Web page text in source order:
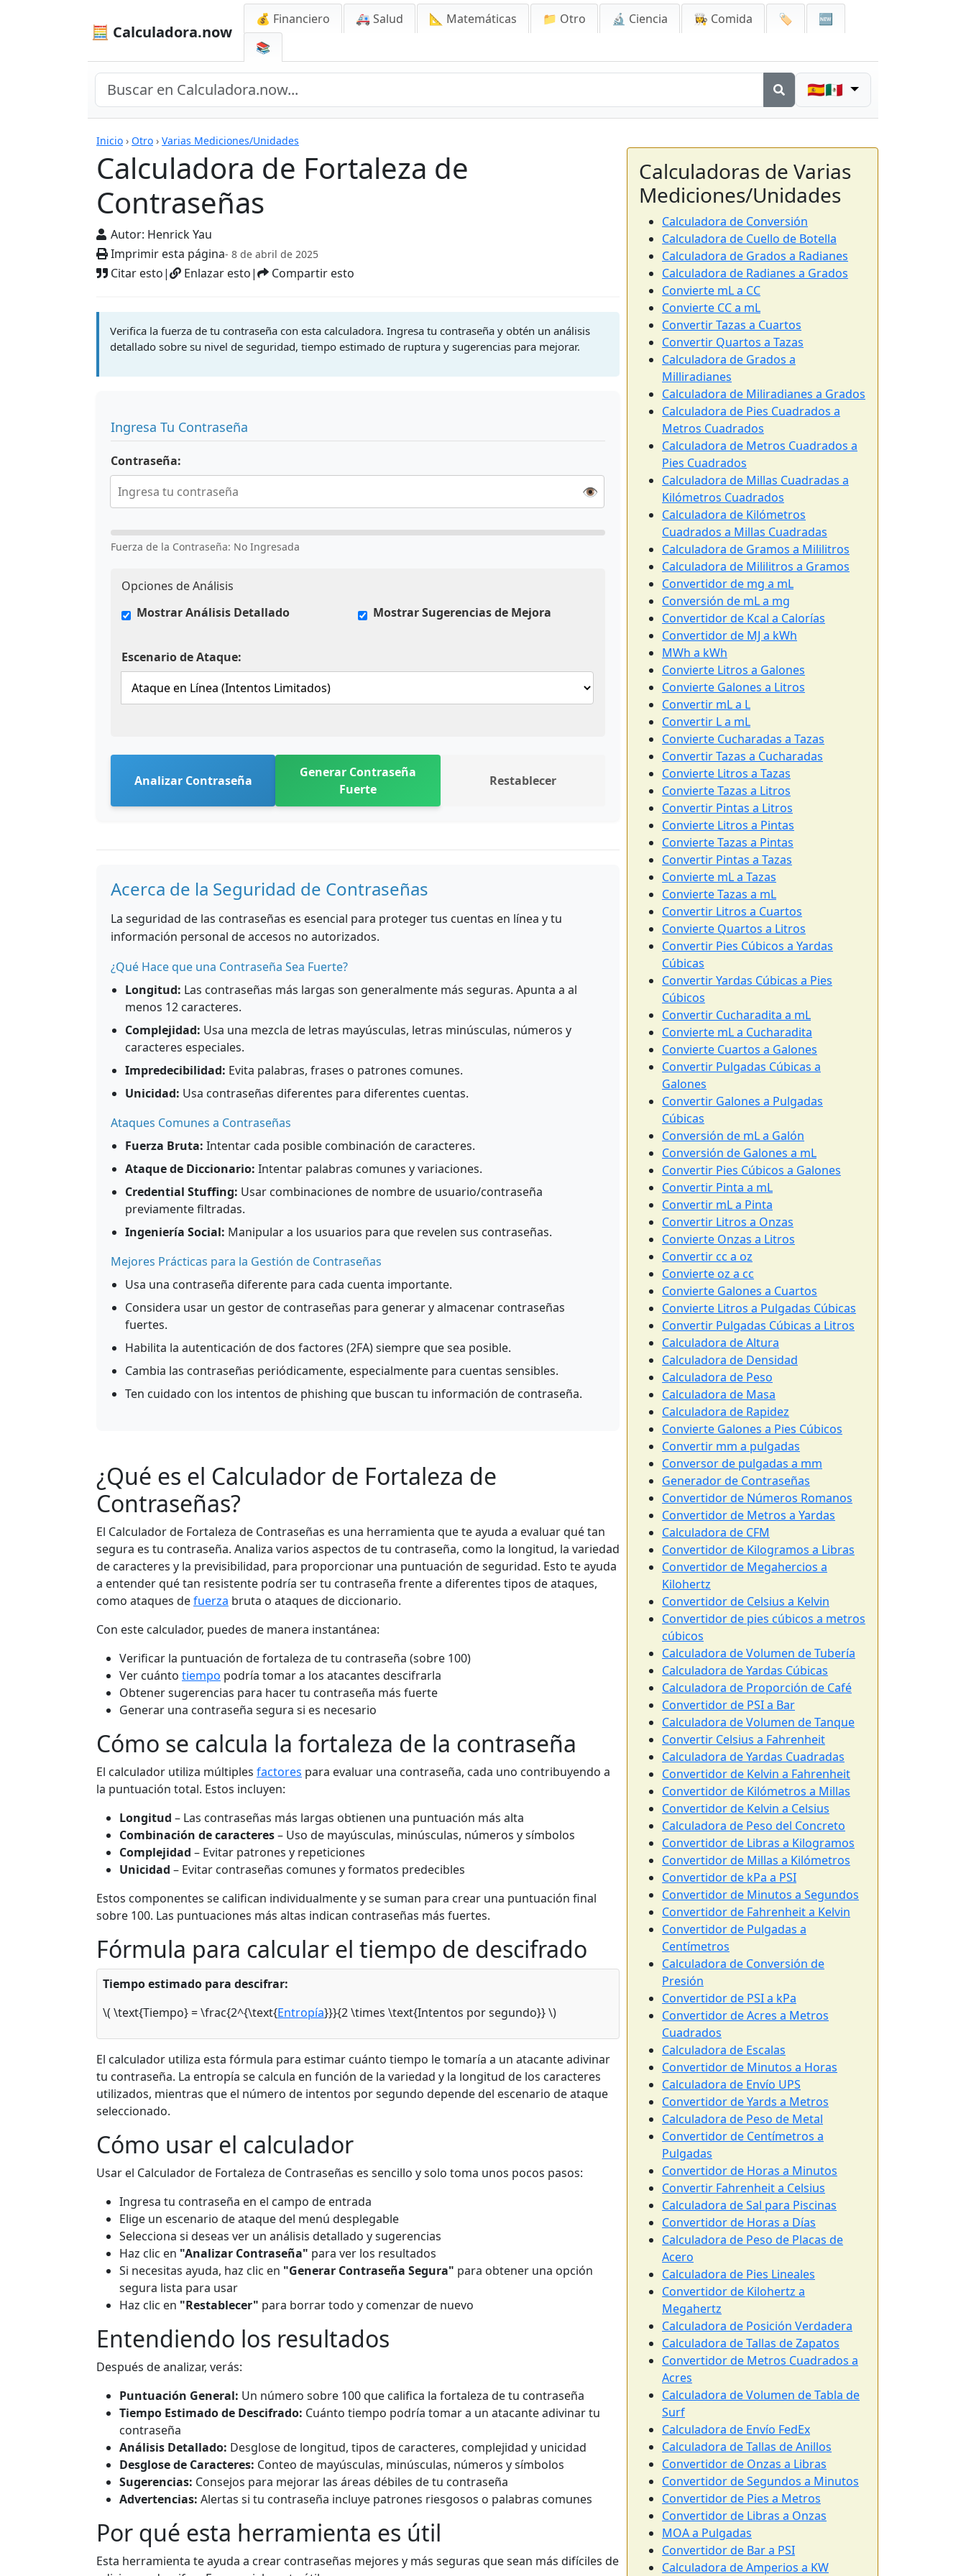
🧮 Calculadora.now
💰 Financiero 🚑 Salud 📐 Matemáticas 📁 Otro 🔬 Ciencia 👩‍🍳 Comida 🏷️
🆕
📚
🇪🇸🇲🇽
Inicio › Otro › Varias Mediciones/Unidades
Calculadora de Fortaleza de
Contraseñas
Autor: Henrick Yau
Imprimir esta página- 8 de abril de 2025
Citar esto| Enlazar esto| Compartir esto
Calculadoras
Verifica la fuerza de tu contraseña con esta calculadora. Ingresa tu contraseña y obtén un análisis
detallado sobre su nivel de seguridad, tiempo estimado de ruptura y sugerencias para mejorar.
Ingresa Tu Contraseña
Contraseña:
👁️
Fuerza de la Contraseña: No Ingresada
Opciones de Análisis
Mostrar Análisis Detallado
Mostrar Sugerencias de Mejora
Escenario de Ataque:
Analizar Contraseña
Generar Contraseña
Fuerte
Restablecer
Acerca de la Seguridad de Contraseñas
La seguridad de las contraseñas es esencial para proteger tus cuentas en línea y tu
información personal de accesos no autorizados.
¿Qué Hace que una Contraseña Sea Fuerte?
Longitud: Las contraseñas más largas son generalmente más seguras. Apunta a al
menos 12 caracteres.
Complejidad: Usa una mezcla de letras mayúsculas, letras minúsculas, números y
caracteres especiales.
Impredecibilidad: Evita palabras, frases o patrones comunes.
Unicidad: Usa contraseñas diferentes para diferentes cuentas.
Ataques Comunes a Contraseñas
Fuerza Bruta: Intentar cada posible combinación de caracteres.
Ataque de Diccionario: Intentar palabras comunes y variaciones.
Credential Stuffing: Usar combinaciones de nombre de usuario/contraseña
previamente filtradas.
Ingeniería Social: Manipular a los usuarios para que revelen sus contraseñas.
Mejores Prácticas para la Gestión de Contraseñas
Usa una contraseña diferente para cada cuenta importante.
Considera usar un gestor de contraseñas para generar y almacenar contraseñas
fuertes.
Habilita la autenticación de dos factores (2FA) siempre que sea posible.
Cambia las contraseñas periódicamente, especialmente para cuentas sensibles.
Ten cuidado con los intentos de phishing que buscan tu información de contraseña.
¿Qué es el Calculador de Fortaleza de
Contraseñas?
El Calculador de Fortaleza de Contraseñas es una herramienta que te ayuda a evaluar qué tan
segura es tu contraseña. Analiza varios aspectos de tu contraseña, como la longitud, la variedad
de caracteres y la previsibilidad, para proporcionar una puntuación de seguridad. Esto te ayuda
a entender qué tan resistente podría ser tu contraseña frente a diferentes tipos de ataques,
como ataques defuerza bruta o ataques de diccionario.
Con este calculador, puedes de manera instantánea:
Verificar la puntuación de fortaleza de tu contraseña (sobre 100)
Ver cuánto tiempo podría tomar a los atacantes descifrarla
Obtener sugerencias para hacer tu contraseña más fuerte
Generar una contraseña segura si es necesario
Cómo se calcula la fortaleza de la contraseña
El calculador utiliza múltiples factores para evaluar una contraseña, cada uno contribuyendo a
la puntuación total. Estos incluyen:
Longitud – Las contraseñas más largas obtienen una puntuación más alta
Combinación de caracteres– Uso de mayúsculas, minúsculas, números y símbolos
Complejidad – Evitar patrones y repeticiones
Unicidad – Evitar contraseñas comunes y formatos predecibles
Estos componentes se califican individualmente y se suman para crear una puntuación final
sobre 100. Las puntuaciones más altas indican contraseñas más fuertes.
Fórmula para calcular el tiempo de descifrado
Tiempo estimado para descifrar:
\( \text{Tiempo} = \frac{2^{\text{Entropía}}}{2 \times \text{Intentos por segundo}} \)
El calculador utiliza esta fórmula para estimar cuánto tiempo le tomaría a un atacante adivinar
tu contraseña. La entropía se calcula en función de la variedad y la longitud de los caracteres
utilizados, mientras que el número de intentos por segundo depende del escenario de ataque
seleccionado.
Cómo usar el calculador
Usar el Calculador de Fortaleza de Contraseñas es sencillo y solo toma unos pocos pasos:
Ingresa tu contraseña en el campo de entrada
Elige un escenario de ataque del menú desplegable
Selecciona si deseas ver un análisis detallado y sugerencias
Haz clic en "Analizar Contraseña" para ver los resultados
Si necesitas ayuda, haz clic en "Generar Contraseña Segura" para obtener una opción
segura lista para usar
Haz clic en "Restablecer" para borrar todo y comenzar de nuevo
Entendiendo los resultados
Después de analizar, verás:
Puntuación General: Un número sobre 100 que califica la fortaleza de tu contraseña
Tiempo Estimado de Descifrado: Cuánto tiempo podría tomar a un atacante adivinar tu
contraseña
Análisis Detallado: Desglose de longitud, tipos de caracteres, complejidad y unicidad
Desglose de Caracteres: Conteo de mayúsculas, minúsculas, números y símbolos
Sugerencias: Consejos para mejorar las áreas débiles de tu contraseña
Advertencias: Alertas si tu contraseña incluye patrones riesgosos o palabras comunes
Por qué esta herramienta es útil
Esta herramienta te ayuda a crear contraseñas mejores y más seguras que sean más difíciles de
Calculadoras de Varias
Mediciones/Unidades
Calculadora de Conversión
Calculadora de Cuello de Botella
Calculadora de Grados a Radianes
Calculadora de Radianes a Grados
Convierte mL a CC
Convierte CC a mL
Convertir Tazas a Cuartos
Convertir Quartos a Tazas
Calculadora de Grados a
Milliradianes
Calculadora de Miliradianes a Grados
Calculadora de Pies Cuadrados a
Metros Cuadrados
Calculadora de Metros Cuadrados a
Pies Cuadrados
Calculadora de Millas Cuadradas a
Kilómetros Cuadrados
Calculadora de Kilómetros
Cuadrados a Millas Cuadradas
Calculadora de Gramos a Mililitros
Calculadora de Mililitros a Gramos
Convertidor de mg a mL
Conversión de mL a mg
Convertidor de Kcal a Calorías
Convertidor de MJ a kWh
MWh a kWh
Convierte Litros a Galones
Convierte Galones a Litros
Convertir mL a L
Convertir L a mL
Convierte Cucharadas a Tazas
Convertir Tazas a Cucharadas
Convierte Litros a Tazas
Convierte Tazas a Litros
Convertir Pintas a Litros
Convierte Litros a Pintas
Convierte Tazas a Pintas
Convertir Pintas a Tazas
Convierte mL a Tazas
Convierte Tazas a mL
Convertir Litros a Cuartos
Convierte Quartos a Litros
Convertir Pies Cúbicos a Yardas
Cúbicas
Convertir Yardas Cúbicas a Pies
Cúbicos
Convertir Cucharadita a mL
Convierte mL a Cucharadita
Convierte Cuartos a Galones
Convertir Pulgadas Cúbicas a
Galones
Convertir Galones a Pulgadas
Cúbicas
Conversión de mL a Galón
Conversión de Galones a mL
Convertir Pies Cúbicos a Galones
Convertir Pinta a mL
Convertir mL a Pinta
Convertir Litros a Onzas
Convierte Onzas a Litros
Convertir cc a oz
Convierte oz a cc
Convierte Galones a Cuartos
Convierte Litros a Pulgadas Cúbicas
Convertir Pulgadas Cúbicas a Litros
Calculadora de Altura
Calculadora de Densidad
Calculadora de Peso
Calculadora de Masa
Calculadora de Rapidez
Convierte Galones a Pies Cúbicos
Convertir mm a pulgadas
Conversor de pulgadas a mm
Generador de Contraseñas
Convertidor de Números Romanos
Convertidor de Metros a Yardas
Calculadora de CFM
Convertidor de Kilogramos a Libras
Convertidor de Megahercios a
Kilohertz
Convertidor de Celsius a Kelvin
Convertidor de pies cúbicos a metros
cúbicos
Calculadora de Volumen de Tubería
Calculadora de Yardas Cúbicas
Calculadora de Proporción de Café
Convertidor de PSI a Bar
Calculadora de Volumen de Tanque
Convertir Celsius a Fahrenheit
Calculadora de Yardas Cuadradas
Convertidor de Kelvin a Fahrenheit
Convertidor de Kilómetros a Millas
Convertidor de Kelvin a Celsius
Calculadora de Peso del Concreto
Convertidor de Libras a Kilogramos
Convertidor de Millas a Kilómetros
Convertidor de kPa a PSI
Convertidor de Minutos a Segundos
Convertidor de Fahrenheit a Kelvin
Convertidor de Pulgadas a
Centímetros
Calculadora de Conversión de
Presión
Convertidor de PSI a kPa
Convertidor de Acres a Metros
Cuadrados
Calculadora de Escalas
Convertidor de Minutos a Horas
Calculadora de Envío UPS
Convertidor de Yards a Metros
Calculadora de Peso de Metal
Convertidor de Centímetros a
Pulgadas
Convertidor de Horas a Minutos
Convertir Fahrenheit a Celsius
Calculadora de Sal para Piscinas
Convertidor de Horas a Días
Calculadora de Peso de Placas de
Acero
Calculadora de Pies Lineales
Convertidor de Kilohertz a
Megahertz
Calculadora de Posición Verdadera
Calculadora de Tallas de Zapatos
Convertidor de Metros Cuadrados a
Acres
Calculadora de Volumen de Tabla de
Surf
Calculadora de Envío FedEx
Calculadora de Tallas de Anillos
Convertidor de Onzas a Libras
Convertidor de Segundos a Minutos
Convertidor de Pies a Metros
Convertidor de Libras a Onzas
MOA a Pulgadas
Convertidor de Bar a PSI
Calculadora de Amperios a KW